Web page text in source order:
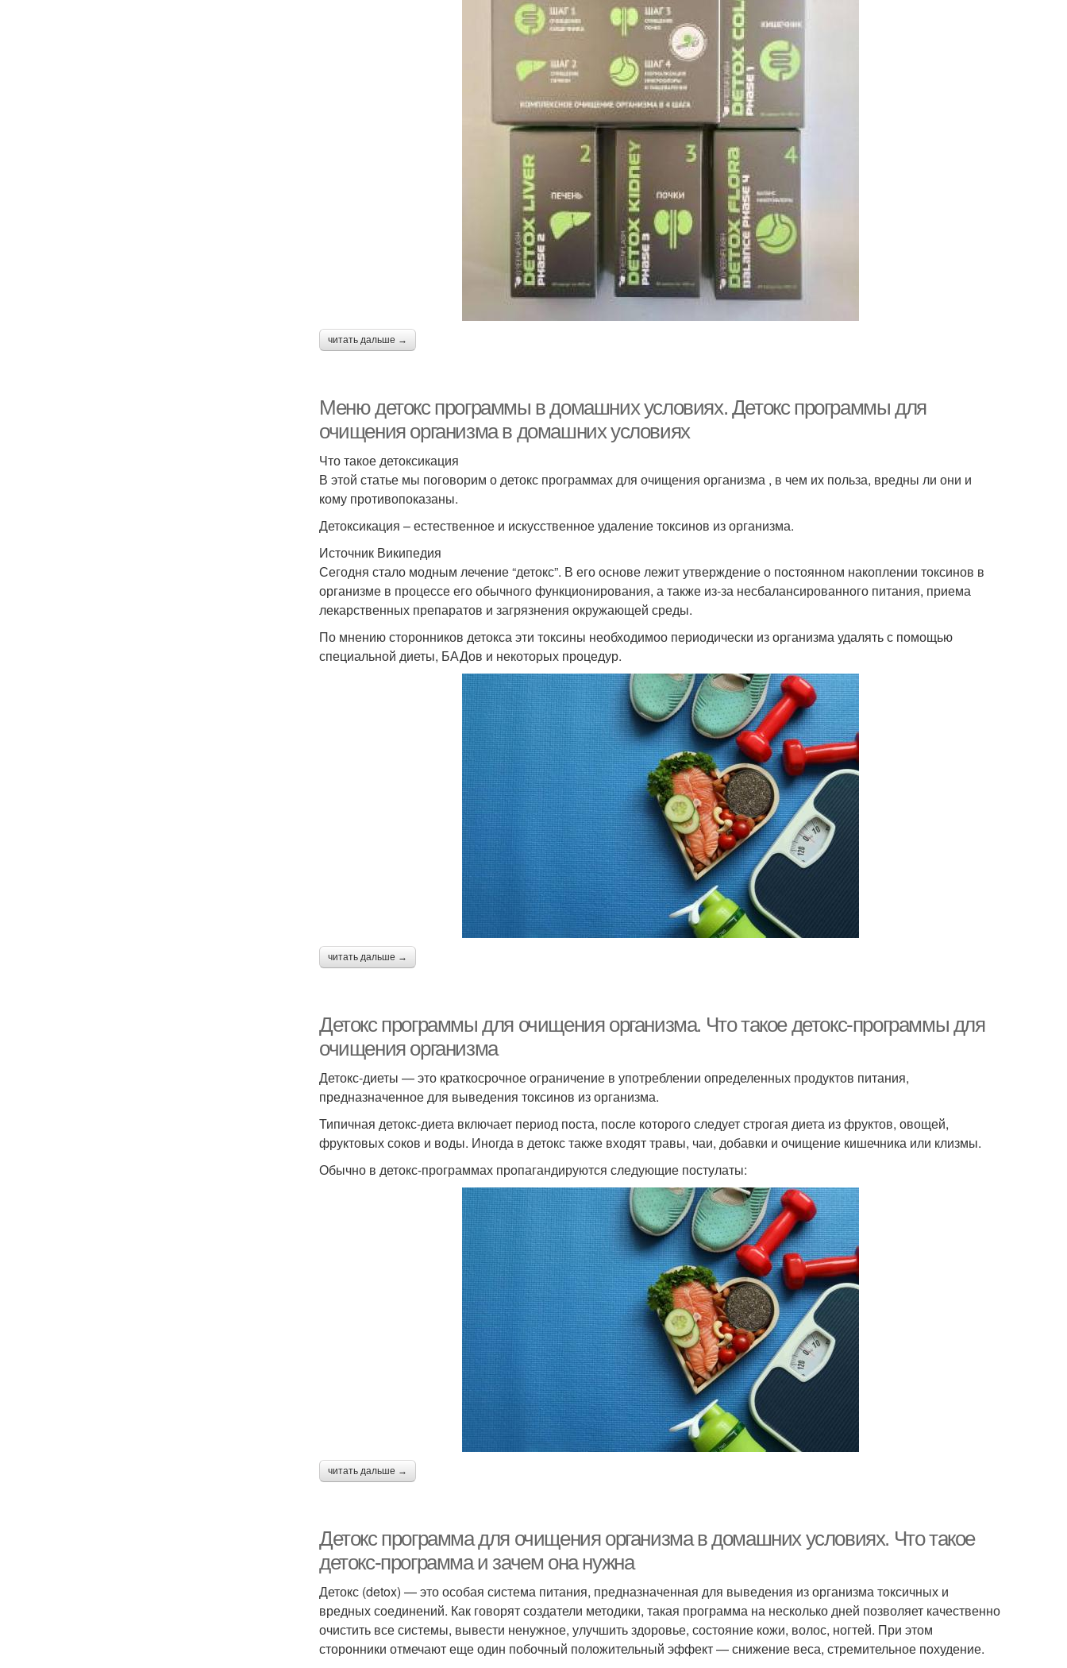
читать дальше →
Меню детокс программы в домашних условиях. Детокс программы для
очищения организма в домашних условиях
Что такое детоксикация
В этой статье мы поговорим о детокс программах для очищения организма , в чем их польза, вредны ли они и
кому противопоказаны.
Детоксикация – естественное и искусственное удаление токсинов из организма.
Источник Википедия
Сегодня стало модным лечение “детокс”. В его основе лежит утверждение о постоянном накоплении токсинов в
организме в процессе его обычного функционирования, а также из-за несбалансированного питания, приема
лекарственных препаратов и загрязнения окружающей среды.
По мнению сторонников детокса эти токсины необходимоо периодически из организма удалять с помощью
специальной диеты, БАДов и некоторых процедур.
читать дальше →
Детокс программы для очищения организма. Что такое детокс-программы для
очищения организма
Детокс-диеты — это краткосрочное ограничение в употреблении определенных продуктов питания,
предназначенное для выведения токсинов из организма.
Типичная детокс-диета включает период поста, после которого следует строгая диета из фруктов, овощей,
фруктовых соков и воды. Иногда в детокс также входят травы, чаи, добавки и очищение кишечника или клизмы.
Обычно в детокс-программах пропагандируются следующие постулаты:
читать дальше →
Детокс программа для очищения организма в домашних условиях. Что такое
детокс-программа и зачем она нужна
Детокс (detox) — это особая система питания, предназначенная для выведения из организма токсичных и
вредных соединений. Как говорят создатели методики, такая программа на несколько дней позволяет качественно
очистить все системы, вывести ненужное, улучшить здоровье, состояние кожи, волос, ногтей. При этом
сторонники отмечают еще один побочный положительный эффект — снижение веса, стремительное похудение.